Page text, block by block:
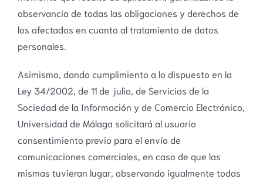
observancia de todas las obligaciones y derechos de
los afectados en cuanto al tratamiento de datos
personales.
Asimismo, dando cumplimiento a lo dispuesto en la
Ley 34/2002, de 11 de julio, de Servicios de la
Sociedad de la Información y de Comercio Electrónico,
Universidad de Málaga solicitará al usuario
consentimiento previo para el envío de
comunicaciones comerciales, en caso de que las
mismas tuvieran lugar, observando igualmente todas